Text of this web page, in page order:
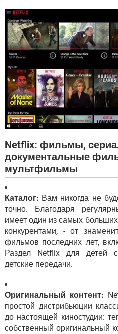
Netflix: фильмы,
документальные
мультфильмы
Каталог: Вам никогда не
точно. Благодаря
имеет один из самых
конкурентами, - от
фильмов последних лет,
Раздел Netflix для детей
детские передачи.
Оригинальный контент:
простой дистрибьюции
до настоящей киностудии:
собственный оригинальный